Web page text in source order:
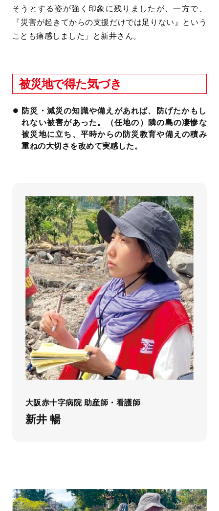
そうとする姿が強く印象に残りましたが、一方で、
『災害が起きてからの支援だけでは足りない』という
ことも痛感しました」と新井さん。
被災地で得た気づき
防災・減災の知識や備えがあれば、防げたかもし
れない被害があった。（任地の）隣の島の凄惨な
被災地に立ち、平時からの防災教育や備えの積み
重ねの大切さを改めて実感した。
大阪赤十字病院 助産師・看護師
新井 暢